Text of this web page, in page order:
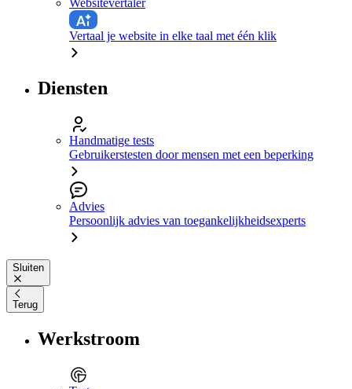
Websitevertaler
Vertaal je website in elke taal met één klik
Diensten
Handmatige tests
Gebruikerstesten door mensen met een beperking
Advies
Persoonlijk advies van toegankelijkheidsexperts
Sluiten
Terug
Werkstroom